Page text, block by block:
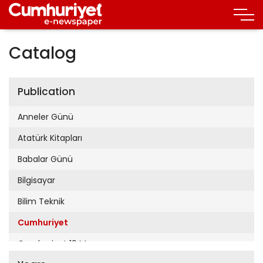
Catalog
Publication
Anneler Günü
Atatürk Kitapları
Babalar Günü
Bilgisayar
Bilim Teknik
Cumhuriyet
Cumhuriyet 19 Mayıs